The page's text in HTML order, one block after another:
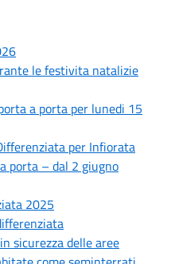
le festivita natalizie
a porta per lunedi 15
per Infiorata
porta – dal 2 giugno
2025
sicurezza delle aree